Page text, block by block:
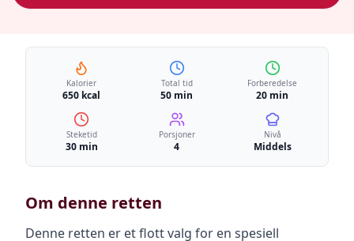
Kalorier
650 kcal
Total tid
50 min
Forberedelse
20 min
Steketid
30 min
Porsjoner
4
Nivå
Middels
Om denne retten
Denne retten er et flott valg for en spesiell